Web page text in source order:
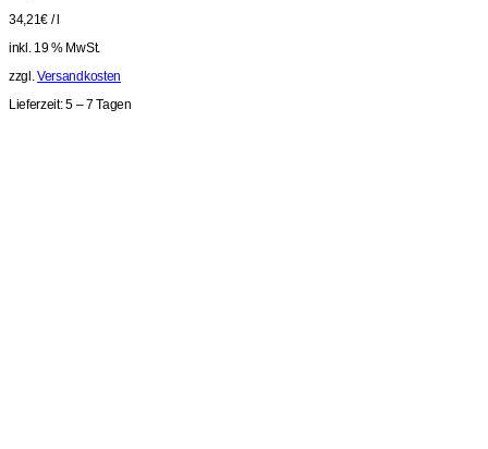
34,21€ /
inkl. 19 % MwSt.
zzgl.Versandkosten
Lieferzeit:5 – 7 Tagen